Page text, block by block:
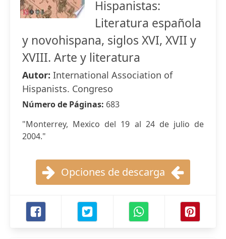
Hispanistas:
Literatura española
y novohispana, siglos XVI, XVII y
XVIII. Arte y literatura
Autor: International Association of
Hispanists. Congreso
Número de Páginas: 683
"Monterrey, Mexico del 19 al 24 de julio de
2004."
Opciones de descarga